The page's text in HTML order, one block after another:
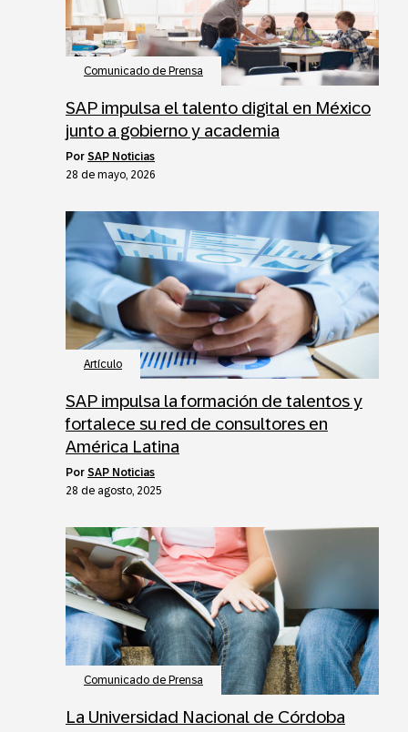
Comunicado de Prensa
SAP impulsa el talento digital en México
junto a gobierno y academia
por SAP Noticias
28 de mayo, 2026
Artículo
SAP impulsa la formación de talentos y
fortalece su red de consultores en
América Latina
por SAP Noticias
28 de agosto, 2025
Comunicado de Prensa
La Universidad Nacional de Córdoba